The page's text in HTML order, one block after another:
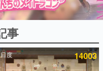
ージビュー数万以上！ などな
、電ファミ渾身の“殿堂入り”記
事
度 14003